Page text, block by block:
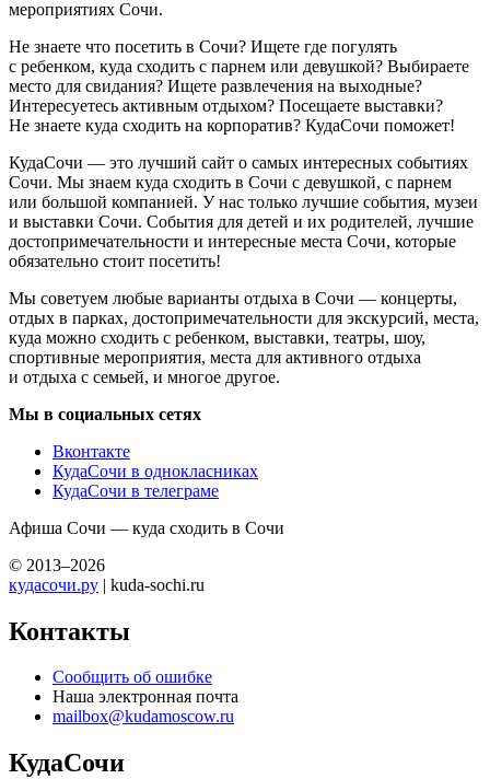
мероприятиях Сочи.
Не знаете что посетить в Сочи? Ищете где погулять
с ребенком, куда сходить с парнем или девушкой? Выбираете
место для свидания? Ищете развлечения на выходные?
Интересуетесь активным отдыхом? Посещаете выставки?
Не знаете куда сходить на корпоратив? КудаСочи поможет!
КудаСочи — это лучший сайт о самых интересных событиях
Сочи. Мы знаем куда сходить в Сочи с девушкой, с парнем
или большой компанией. У нас только лучшие события, музеи
и выставки Сочи. События для детей и их родителей, лучшие
достопримечательности и интересные места Сочи, которые
обязательно стоит посетить!
Мы советуем любые варианты отдыха в Сочи — концерты,
отдых в парках, достопримечательности для экскурсий, места,
куда можно сходить с ребенком, выставки, театры, шоу,
спортивные мероприятия, места для активного отдыха
и отдыха с семьей, и многое другое.
Мы в социальных сетях
Вконтакте
КудаСочи в однокласниках
КудаСочи в телеграме
Афиша Сочи — куда сходить в Сочи
© 2013–2026
кудасочи.ру | kuda-sochi.ru
Контакты
Сообщить об ошибке
Наша электронная почта
mailbox@kudamoscow.ru
КудаСочи